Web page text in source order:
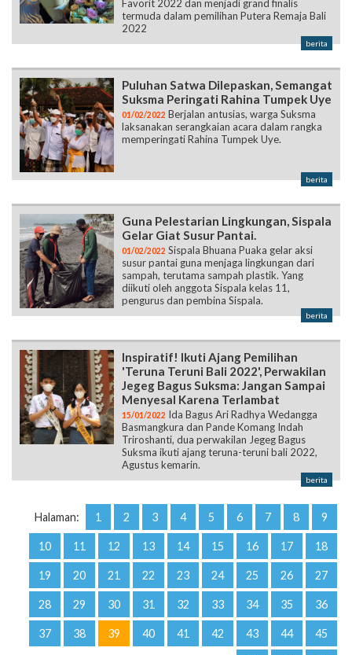
Favorit 2022 dan menjadi grand finalis
termuda dalam pemilihan Putera Remaja Bali
2022
berita
Puluhan Satwa Dilepaskan, Semangat
Suksma Peringati Rahina Tumpek Uye
01/02/2022 Berjalan antusias, warga Suksma
laksanakan serangkaian acara dalam rangka
memperingati Rahina Tumpek Uye.
berita
Guna Pelestarian Lingkungan, Sispala
Gelar Giat Susur Pantai.
01/02/2022 Sispala Bhuana Puaka gelar aksi
susur pantai guna menjaga lingkungan dari
sampah, terutama sampah plastik. Yang
diikuti oleh anggota Sispala kelas 11,
pengurus dan pembina Sispala.
berita
Inspiratif! Ikuti Ajang Pemilihan
'Teruna Teruni Bali 2022', Perwakilan
Jegeg Bagus Suksma: Jangan Sampai
Menyesal Karena Terlambat
15/01/2022 Ida Bagus Ari Radhya Wedangga
Basmangkura dan Pande Komang Indah
Triroshanti, dua perwakilan Jegeg Bagus
Suksma ikuti ajang teruna-teruni bali 2022,
Agustus kemarin.
berita
Halaman: 1 2 3 4 5 6 7 8 9
10 11 12 13 14 15 16 17 18
19 20 21 22 23 24 25 26 27
28 29 30 31 32 33 34 35 36
37 38 39 40 41 42 43 44 45